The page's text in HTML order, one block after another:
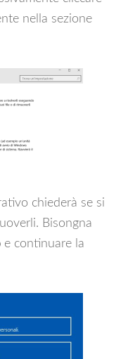
nella sezione
chiederà se si
Bisongna
e continuare la